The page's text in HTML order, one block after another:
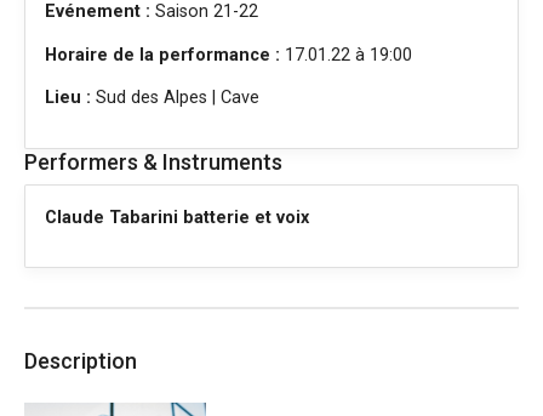
Evénement : Saison 21-22
Horaire de la performance : 17.01.22 à 19:00
Lieu : Sud des Alpes | Cave
Performers & Instruments
Claude Tabarini batterie et voix
Description